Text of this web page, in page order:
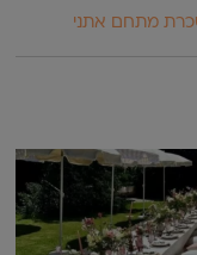
מתחם אתני